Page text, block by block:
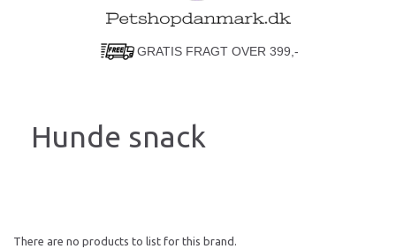
GRATIS FRAGT OVER 399,-
Hunde snack
There are no products to list for this brand.